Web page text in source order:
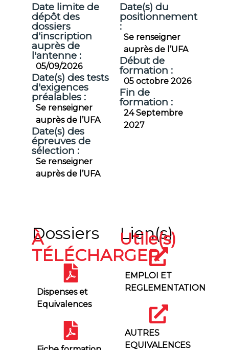
Date limite de
dépôt des
dossiers
d'inscription
auprès de
l'antenne :
05/09/2026
Date(s) des tests
d'exigences
préalables :
Se renseigner
auprès de l’UFA
Date(s) des
épreuves de
sélection :
Se renseigner
auprès de l’UFA
Date(s) du
positionnement
:
Se renseigner
auprès de l’UFA
Début de
formation :
05 octobre 2026
Fin de
formation :
24 Septembre
2027
Dossiers
À
TÉLÉCHARGER
Dispenses et
Equivalences
Lien(s)
Utile(s)
EMPLOI ET
REGLEMENTATION
AUTRES
EQUIVALENCES